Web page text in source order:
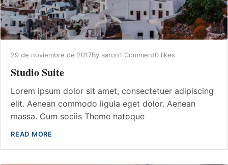
29 de noviembre de 2017By aaron1 Comment0 likes
Studio Suite
Lorem ipsum dolor sit amet, consectetuer adipiscing
elit. Aenean commodo ligula eget dolor. Aenean
massa. Cum sociis Theme natoque
READ MORE